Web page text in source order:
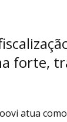
forte,
atua